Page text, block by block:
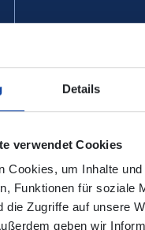
Details
verwendet Cookies
Cookies, um Inhalte
Funktionen für soziale
die Zugriffe auf unsere
geben wir
Abend für Mädels, Kerle
Sexbomben!”
- Guido Fischer und
zur festen Größe der
Comedy- und